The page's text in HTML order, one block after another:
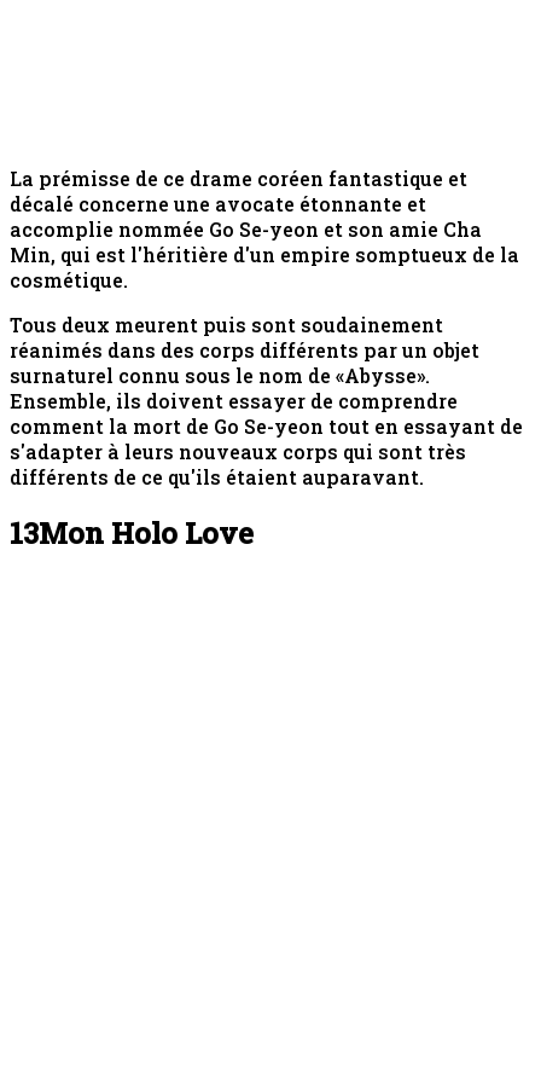
La prémisse de ce drame coréen fantastique et
décalé concerne une avocate étonnante et
accomplie nommée Go Se-yeon et son amie Cha
Min, qui est l'héritière d'un empire somptueux de la
cosmétique.
Tous deux meurent puis sont soudainement
réanimés dans des corps différents par un objet
surnaturel connu sous le nom de «Abysse».
Ensemble, ils doivent essayer de comprendre
comment la mort de Go Se-yeon tout en essayant de
s'adapter à leurs nouveaux corps qui sont très
différents de ce qu'ils étaient auparavant.
13Mon Holo Love